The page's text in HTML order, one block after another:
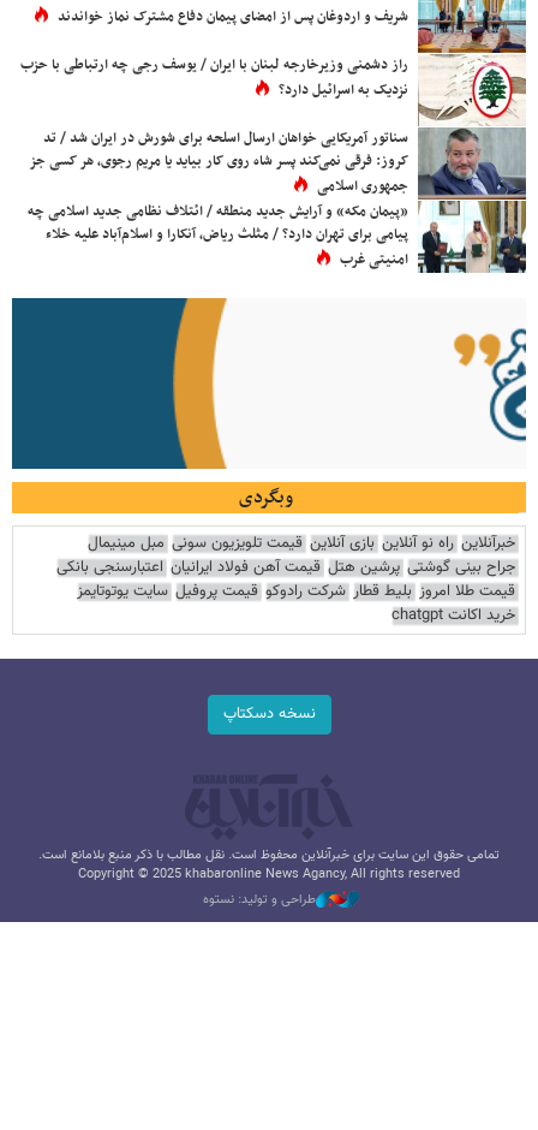
شریف و اردوغان پس از امضای پیمان دفاع مشترک نماز خواندند
راز دشمنی وزیرخارجه لبنان با ایران / یوسف رجی چه ارتباطی با حزب
نزدیک به اسرائیل دارد؟
سناتور آمریکایی خواهان ارسال اسلحه برای شورش در ایران شد / تد
کروز: فرقی نمی‌کند پسر شاه روی کار بیاید یا مریم رجوی، هر کسی جز
جمهوری اسلامی
«پیمان مکه» و آرایش جدید منطقه / ائتلاف نظامی جدید اسلامی چه
پیامی برای تهران دارد؟ / مثلث ریاض، آنکارا و اسلام‌آباد علیه خلاء
امنیتی غرب
وبگردی
خبرآنلاین راه نو آنلاین بازی آنلاین قیمت تلویزیون سونی مبل مینیمال
جراح بینی گوشتی پرشین هتل قیمت آهن فولاد ایرانیان اعتبارسنجی بانکی
قیمت طلا امروز بلیط قطار شرکت رادوکو قیمت پروفیل سایت یوتوتایمز
خرید اکانت chatgpt
نسخه دسکتاپ
تمامی حقوق این سایت برای خبرآنلاین محفوظ است. نقل مطالب با ذکر منبع بلامانع است.
Copyright © 2025 khabaronline News Agancy, All rights reserved
طراحی و تولید: نستوه